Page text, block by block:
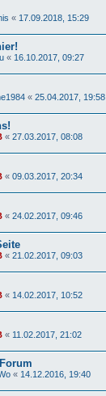
« 17.09.2018, 15:29
« 16.10.2017, 09:27
« 25.04.2017, 19:58
« 27.03.2017, 08:08
« 09.03.2017, 20:34
« 24.02.2017, 09:46
« 21.02.2017, 09:03
« 14.02.2017, 10:52
« 11.02.2017, 21:02
« 14.12.2016, 19:40